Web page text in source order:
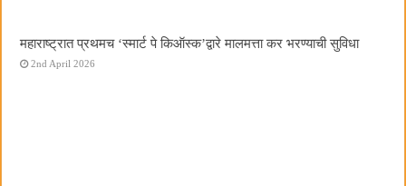
महाराष्ट्रात प्रथमच ‌‘स्मार्ट पे किऑस्क‌’द्वारे मालमत्ता कर भरण्याची सुविधा
2nd April 2026